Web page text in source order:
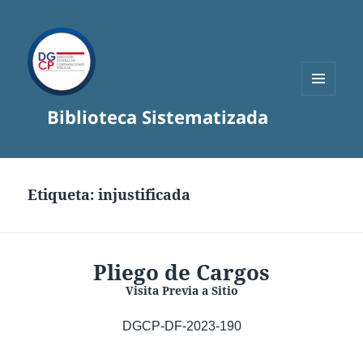
Biblioteca Sistematizada
Etiqueta:injustificada
Pliego de Cargos
Visita Previa a Sitio
DGCP-DF-2023-190